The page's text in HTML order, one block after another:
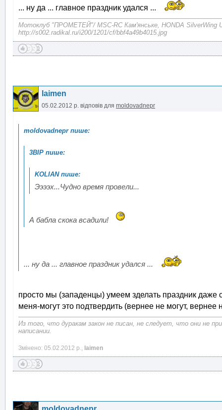
... ну да ... главное праздник удался ...
Mотоклуб "ПРОМЕТЕЙ"/ MSC-RC Кам'янське, HONDA SilverWing
http://s002.radikal.ru/i200/1201/cf/bbf4a49b4015.jpg
laimen
05.02.2012 р. відповів для moldovadnepr
Ээээх...Чудно время провели...
А бабла скока всадили!
... ну да ... главное праздник удался ...
просто мы (западенцы) умеем зделать праздник даже
меня-могут это подтвердить (вернее не могут, вернее
Из того, что дуракам закон не писан, не следует, что они не
написании.
Змінено: 05.02.2012 р., laimen